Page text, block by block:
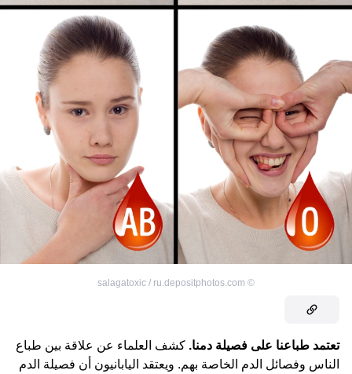
©
salagatoxic / ru.depositphotos.com
تعتمد طباعنا على فصيلة دمنا. كشف العلماء عن علاقة بين طباع
الناس وفصائل الدم الخاصة بهم. ويعتقد اليابانيون أن فصيلة الدم